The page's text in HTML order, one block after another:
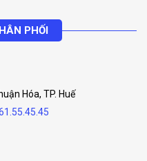
PHỐI
Hóa, TP. Huế